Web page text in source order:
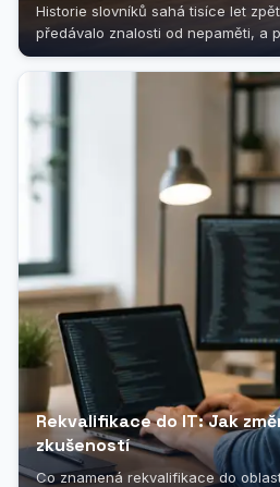
Historie slovníků sahá tisíce let
předávalo znalosti od nepaměti, a
nejstarším...
Rekvalifikace do IT: Jak
zkušeností
Co znamená rekvalifikace do